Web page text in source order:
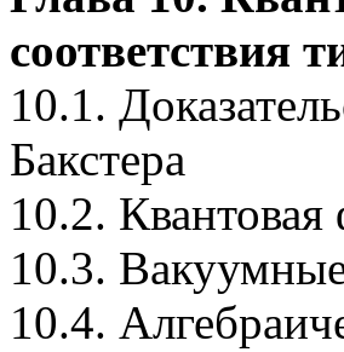
соответствия
10.1.
Бакстера
10.2. Квантовая
10.3.
10.4.